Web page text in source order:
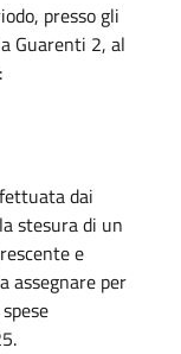
presso gli
Guarenti 2, al
dai
stesura di un
e
assegnare per